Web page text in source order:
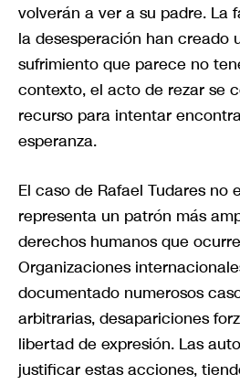
volverán a ver a su padre. La
la desesperación han creado
sufrimiento que parece no
contexto, el acto de rezar se
recurso para intentar
esperanza.
El caso de Rafael Tudares no
representa un patrón más
derechos humanos que
Organizaciones
documentado numerosos
arbitrarias, desapariciones
libertad de expresión. Las
justificar estas acciones,